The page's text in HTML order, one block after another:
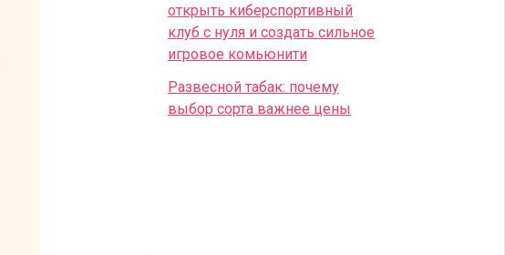
открыть киберспортивный
клуб с нуля и создать сильное
игровое комьюнити
Развесной табак: почему
выбор сорта важнее цены